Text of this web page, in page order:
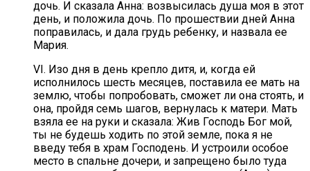
дочь. И сказала Анна: возвысилась душа моя в этот
день, и положила дочь. По прошествии дней Анна
поправилась, и дала грудь ребенку, и назвала ее
Мария.
VI. Изо дня в день крепло дитя, и, когда ей
исполнилось шесть месяцев, поставила ее мать на
землю, чтобы попробовать, сможет ли она стоять, и
она, пройдя семь шагов, вернулась к матери. Мать
взяла ее на руки и сказала: Жив Господь Бог мой,
ты не будешь ходить по этой земле, пока я не
введу тебя в храм Господень. И устроили особое
место в спальне дочери, и запрещено было туда